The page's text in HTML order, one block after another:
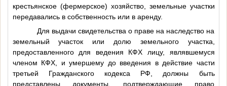
крестьянское (фермерское) хозяйство, земельные участки
передавались в собственность или в аренду.
Для выдачи свидетельства о праве на наследство на
земельный участок или долю земельного участка,
предоставленного для ведения КФХ лицу, являвшемуся
членом КФХ, и умершему до введения в действие части
третьей Гражданского кодекса РФ, должны быть
представлены документы, подтверждающие право